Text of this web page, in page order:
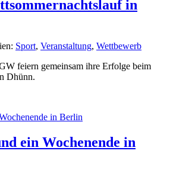
in
Sport, Veranstaltung, Wettbewerb
feiern gemeinsam ihre Erfolge beim
Dhünn.
ein Wochenende in